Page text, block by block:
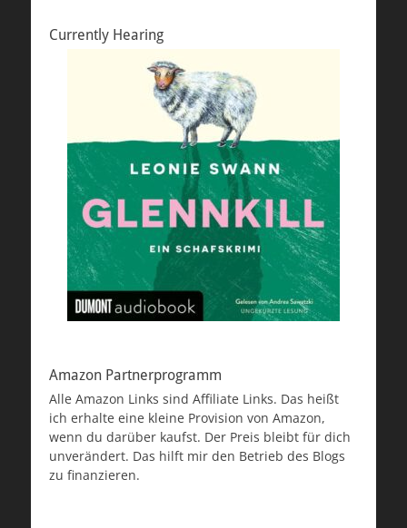
Currently Hearing
Amazon Partnerprogramm
Alle Amazon Links sind Affiliate Links. Das heißt
ich erhalte eine kleine Provision von Amazon,
wenn du darüber kaufst. Der Preis bleibt für dich
unverändert. Das hilft mir den Betrieb des Blogs
zu finanzieren.